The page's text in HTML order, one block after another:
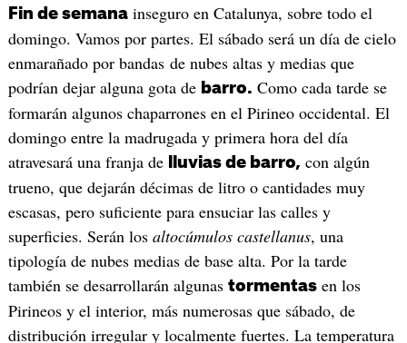
Fin de semanainseguro en Catalunya, sobre todo el
domingo. Vamos por partes. El sábado será un día de cielo
enmarañado por bandas de nubes altas y medias que
podrían dejar alguna gota de barro. Como cada tarde se
formarán algunos chaparrones en el Pirineo occidental. El
domingo entre la madrugada y primera hora del día
atravesará una franja de
lluvias de barro, con algún
trueno, que dejarán décimas de litro o cantidades muy
escasas, pero suficiente para ensuciar las calles y
superficies. Serán los altocúmulos castellanus, una
tipología de nubes medias de base alta. Por la tarde
también se desarrollarán algunas tormentasen los
Pirineos y el interior, más numerosas que sábado, de
distribución irregular y localmente fuertes. La temperatura